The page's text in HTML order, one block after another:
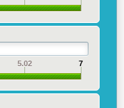
5.02 7